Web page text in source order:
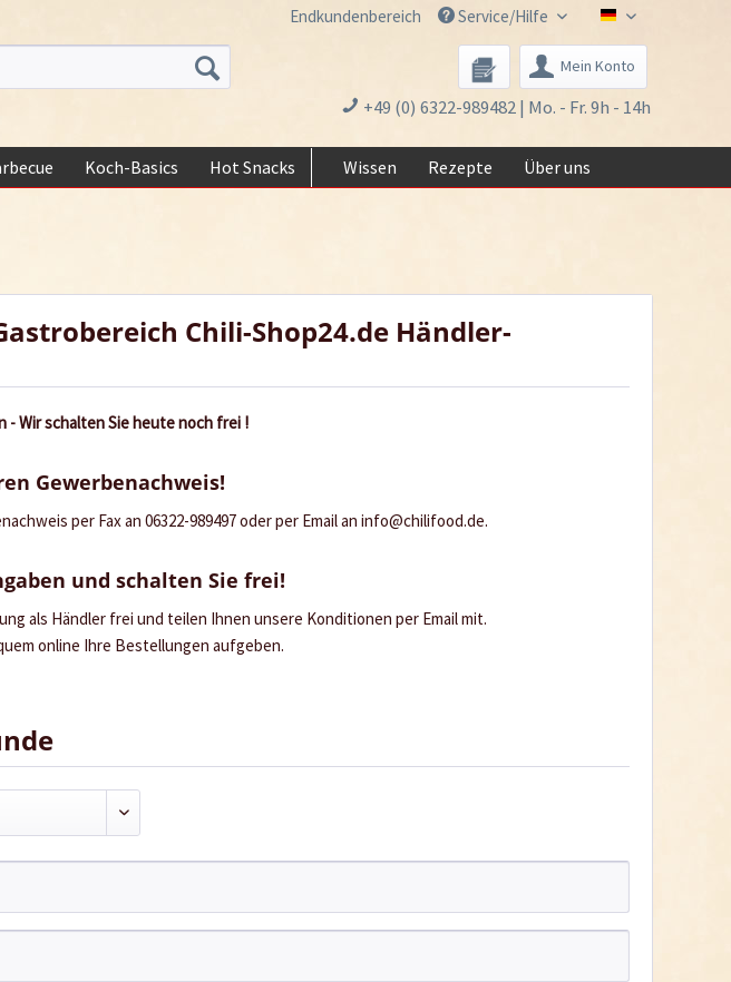
Chili-
Service/Hilfe
Endkundenbereich
Mein Konto
+49 (0) 6322-989482 | Mo. - Fr. 9h - 14h
Koch-Basics Hot Snacks Wissen Rezepte Über uns
Chili-Shop24.de Händler-
- Wir schalten Sie heute noch frei !
Gewerbenachweis!
per Fax an 06322-989497 oder per Email an info@chilifood.de.
und schalten Sie frei!
als Händler frei und teilen Ihnen unsere Konditionen per Email mit.
online Ihre Bestellungen aufgeben.